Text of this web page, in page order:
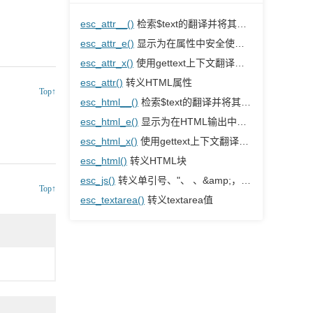
esc_attr__() 检索$text的翻译并将其转义，以便在属性中安全使用
esc_attr_e() 显示为在属性中安全使用而转义的翻译文本
esc_attr_x() 使用gettext上下文翻译字符串，并将其转义以在属性中安全使用。
esc_attr() 转义HTML属性
esc_html__() 检索$text的翻译并将其转义，以便在HTML输出中安全使用。
esc_html_e() 显示为在HTML输出中安全使用而转义的翻译文本。
esc_html_x() 使用gettext上下文翻译字符串，并将其转义，以便在HTML输出中安全使用
esc_html() 转义HTML块
esc_js() 转义单引号、"、 、&amp;，并修复行尾。
esc_textarea() 转义textarea值
Top↑
Top↑